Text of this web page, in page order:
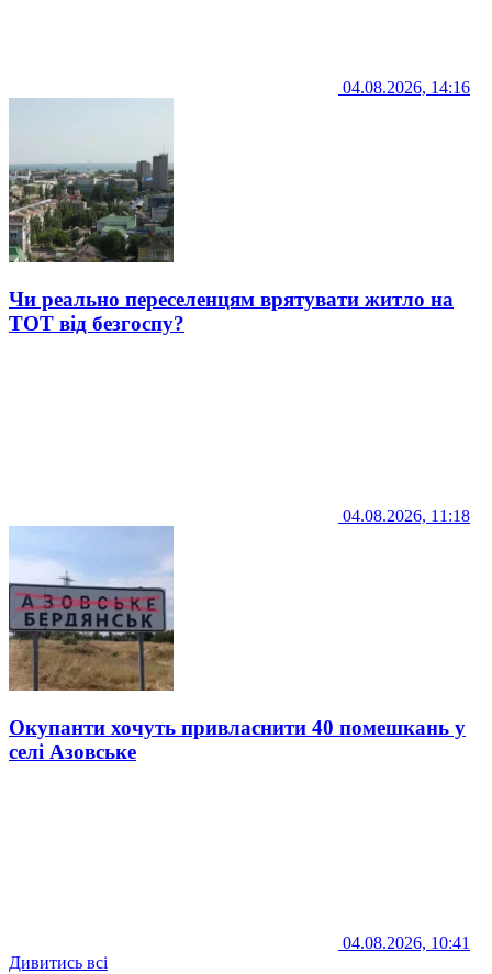
04.08.2026, 14:16
Чи реально переселенцям врятувати житло на
ТОТ від безгоспу?
04.08.2026, 11:18
Окупанти хочуть привласнити 40 помешкань у
селі Азовське
04.08.2026, 10:41
Дивитись всі